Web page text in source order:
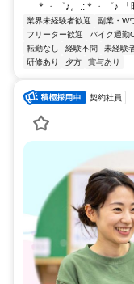
＊・゜♪。.:＊・゜♪
業界未経験者歓迎 副業・W
フリーター歓迎
バイク通勤
転勤なし
経験不問 未経験
研修あり
夕方 賞与あり
契約社員